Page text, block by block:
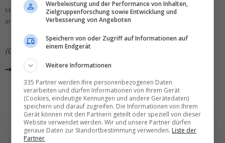
Moderator Gregor Waser (links) befragt Martin Nydegger am ST-Sitz
an der Zürcher Morgartenstrasse.
(GWA)
Alle News aus «Travel News Talk»
Werbeleistung und der Performance von Inhalten,
Zielgruppenforschung sowie Entwicklung und
Verbesserung von Angeboten
Speichern von oder Zugriff auf Informationen auf
einem Endgerät
Weitere Informationen
335 Partner werden Ihre personenbezogenen Daten
verarbeiten und dürfen Informationen von Ihrem Gerät
(Cookies, eindeutige Kennungen und andere Gerätedaten)
speichern und darauf zugreifen. Die Informationen von Ihrem
Gerät können mit den Partnern geteilt oder speziell von dieser
Website verwendet werden. Wir und unsere Partner dürfen
genaue Daten zur Standortbestimmung verwenden. Liste der
Partner